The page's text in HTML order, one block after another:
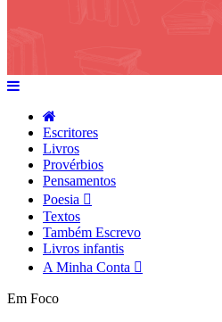
Escritores
Livros
Provérbios
Pensamentos
Poesia
Textos
Também Escrevo
Livros infantis
A Minha Conta
Em Foco